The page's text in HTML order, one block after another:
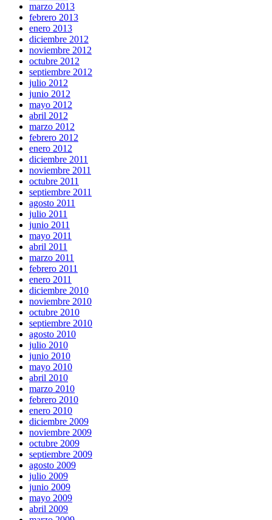
marzo 2013
febrero 2013
enero 2013
diciembre 2012
noviembre 2012
octubre 2012
septiembre 2012
julio 2012
junio 2012
mayo 2012
abril 2012
marzo 2012
febrero 2012
enero 2012
diciembre 2011
noviembre 2011
octubre 2011
septiembre 2011
agosto 2011
julio 2011
junio 2011
mayo 2011
abril 2011
marzo 2011
febrero 2011
enero 2011
diciembre 2010
noviembre 2010
octubre 2010
septiembre 2010
agosto 2010
julio 2010
junio 2010
mayo 2010
abril 2010
marzo 2010
febrero 2010
enero 2010
diciembre 2009
noviembre 2009
octubre 2009
septiembre 2009
agosto 2009
julio 2009
junio 2009
mayo 2009
abril 2009